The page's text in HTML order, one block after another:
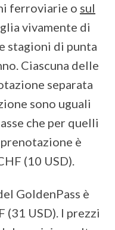
ferroviarie o sul
vivamente di
stagioni di punta
Ciascuna delle
separata
sono uguali
che per quelli
è
(10 USD).
GoldenPass è
(31 USD). I prezzi